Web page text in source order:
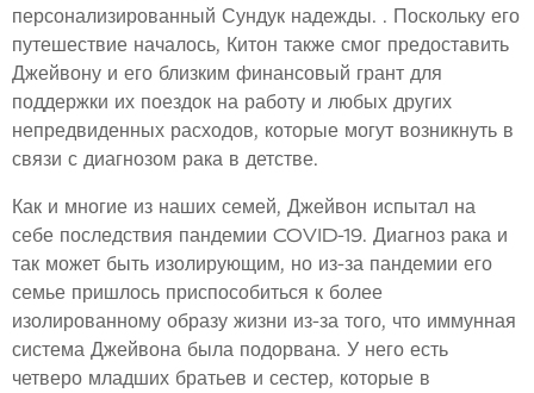
персонализированный Сундук надежды. . Поскольку его
путешествие началось, Китон также смог предоставить
Джейвону и его близким финансовый грант для
поддержки их поездок на работу и любых других
непредвиденных расходов, которые могут возникнуть в
связи с диагнозом рака в детстве.
Как и многие из наших семей, Джейвон испытал на
себе последствия пандемии COVID-19. Диагноз рака и
так может быть изолирующим, но из-за пандемии его
семье пришлось приспособиться к более
изолированному образу жизни из-за того, что иммунная
система Джейвона была подорвана. У него есть
четверо младших братьев и сестер, которые в